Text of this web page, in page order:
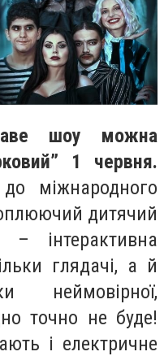
шоу можна
1 червня.
міжнародного
дитячий
– інтерактивна
глядачі, а й
неймовірної,
точно не буде!
і електричне